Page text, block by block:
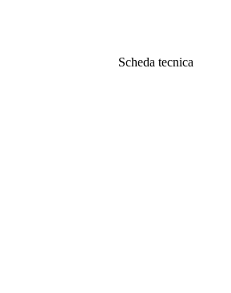
Scheda tecnica